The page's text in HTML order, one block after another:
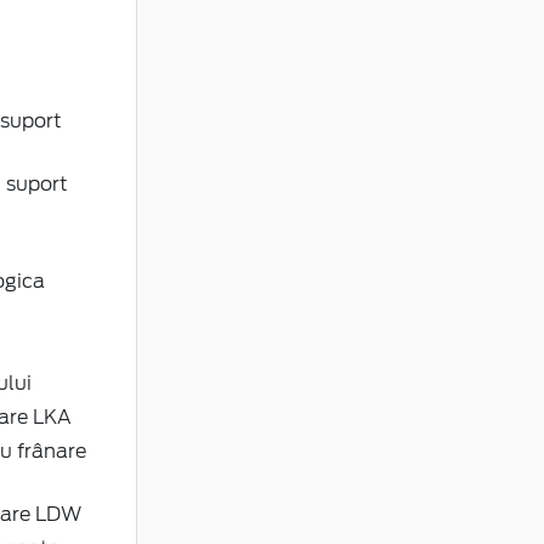
suport
LKA
frânare
LDW